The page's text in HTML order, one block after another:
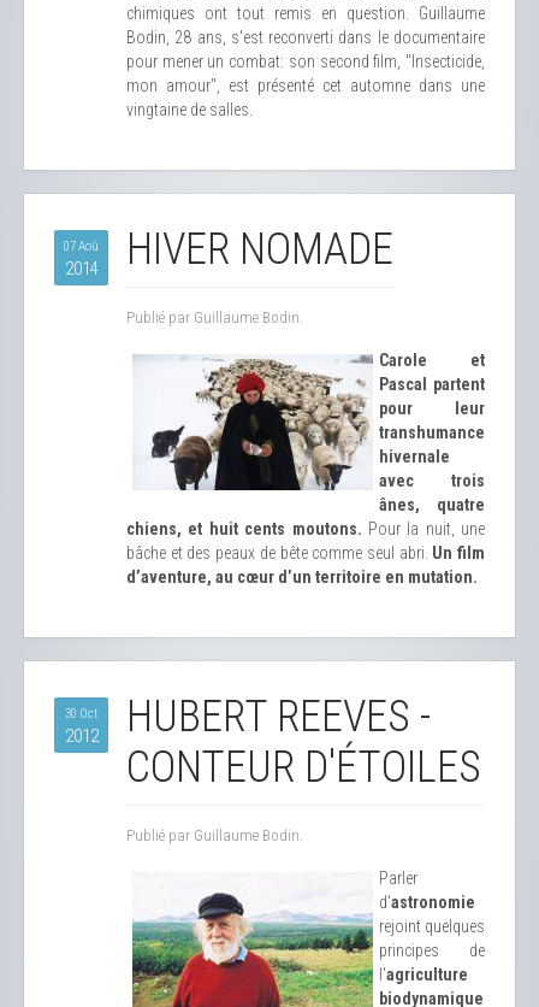
chimiques ont tout remis en question. Guillaume
Bodin, 28 ans, s'est reconverti dans le documentaire
pour mener un combat: son second film, "Insecticide,
mon amour", est présenté cet automne dans une
vingtaine de salles.
07 Aoû
2014 HIVER NOMADE
Publié par Guillaume Bodin.
Carole et
Pascal partent
pour leur
transhumance
hivernale
avec trois
ânes, quatre
chiens, et huit cents moutons. Pour la nuit, une
bâche et des peaux de bête comme seul abri. Un film
d’aventure, au cœur d’un territoire en mutation.
30 Oct
2012
HUBERT REEVES -
CONTEUR D'ÉTOILES
Publié par Guillaume Bodin.
Parler
d'astronomie
rejoint quelques
principes de
l'agriculture
biodynamique